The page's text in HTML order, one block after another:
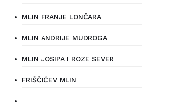
MLIN FRANJE LONČARA
MLIN ANDRIJE MUDROGA
MLIN JOSIPA I ROZE SEVER
FRIŠČIĆEV MLIN